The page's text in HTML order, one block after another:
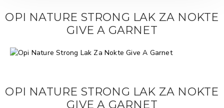
OPI NATURE STRONG LAK ZA NOKTE
GIVE A GARNET
OPI NATURE STRONG LAK ZA NOKTE
GIVE A GARNET